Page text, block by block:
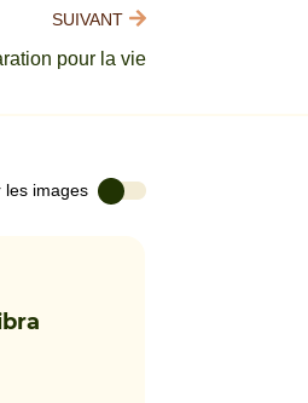
SUIVANT
pour la vie
les images